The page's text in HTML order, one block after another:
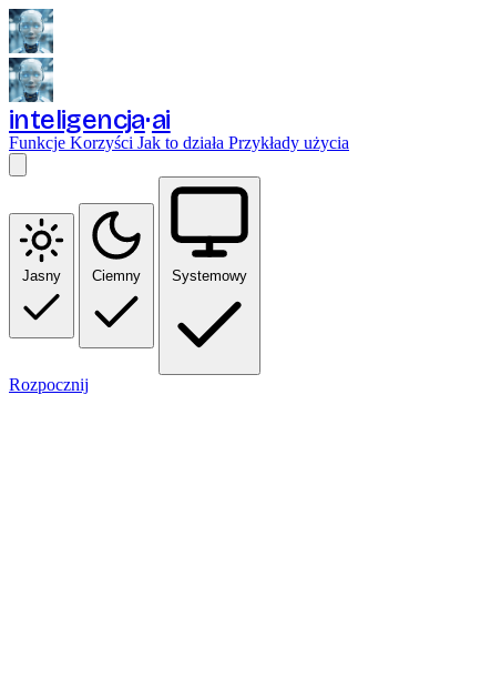
inteligencja ai
Funkcje Korzyści Jak to działa Przykłady użycia
Jasny Ciemny Systemowy
Rozpocznij